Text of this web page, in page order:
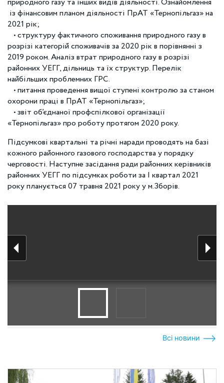
із фінансовим планом діяльності ПрАТ «Тернопільгаз» на
2021 рік;
• структуру фактичного споживання природного газу в
розрізі категорій споживачів за 2020 рік в порівнянні з
2019 роком. Аналіз втрат природного газу в розрізі
районних УЕГГ, дільниць та їх структур. Перелік
найбільших проблемних ГРС.
• питання проведення вищої ступені контролю за станом
охорони праці в ПрАТ «Тернопільгаз»;
• звіт об’єднаної профспілкової організації
«Тернопільгаз» про роботу протягом 2020 року.
Підсумкові квартальні та річні наради проводять на базі
кожного районного газового господарства у порядку
черговості. Наступне засідання ради районних керівників
районних УЕГГ по підсумках роботи за І квартал 2021
року планується 07 травня 2021 року у м.Зборів.
Всі новини